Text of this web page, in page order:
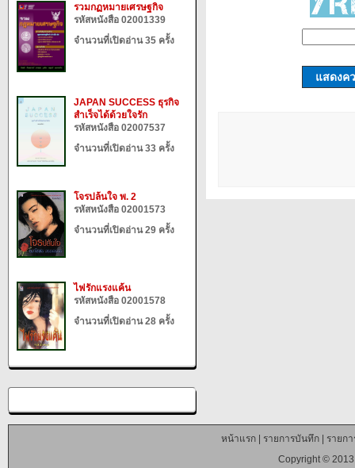
รวมกฏหมายเศรษฐกิจ
รหัสหนังสือ 02001339
จำนวนที่เปิดอ่าน 35 ครั้ง
JAPAN SUCCESS ธุรกิจ
สำเร็จได้ด้วยใจรัก
รหัสหนังสือ 02007537
จำนวนที่เปิดอ่าน 33 ครั้ง
โจรปล้นใจ พ. 2
รหัสหนังสือ 02001573
จำนวนที่เปิดอ่าน 29 ครั้ง
ไฟรักแรงแค้น
รหัสหนังสือ 02001578
จำนวนที่เปิดอ่าน 28 ครั้ง
แสดงค
หน้าแรก| รายการบันทึก|
รายก
Copyright ©